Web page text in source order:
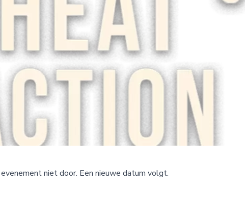
niet door. Een nieuwe datum volgt.